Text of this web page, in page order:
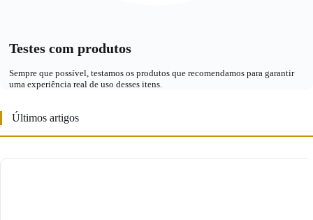
Testes com produtos
Sempre que possível, testamos os produtos que recomendamos para garantir
uma experiência real de uso desses itens.
Últimos artigos